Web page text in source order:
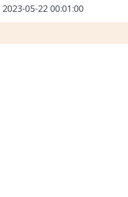
2023-05-22 00:01:00